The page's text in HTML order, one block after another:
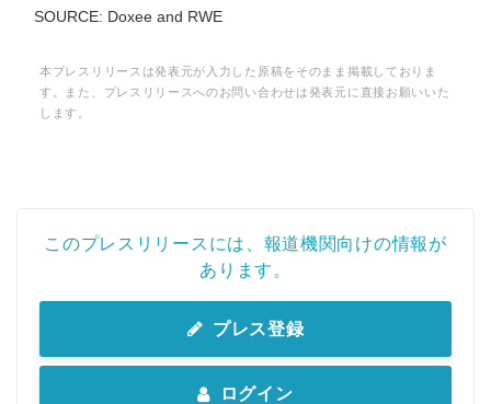
SOURCE: Doxee and RWE
本プレスリリースは発表元が入力した原稿をそのまま掲載しておりま
す。また、プレスリリースへのお問い合わせは発表元に直接お願いいた
します。
このプレスリリースには、報道機関向けの情報が
あります。
プレス登録
ログイン